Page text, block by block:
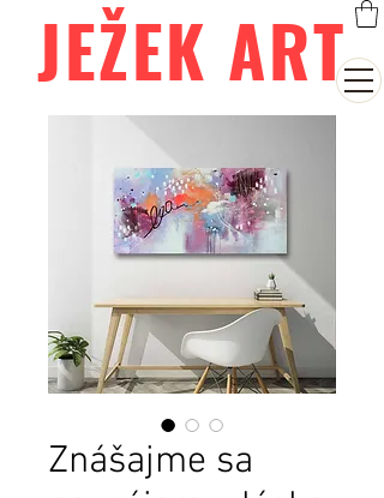
JEŽEK ART
Znášajme sa